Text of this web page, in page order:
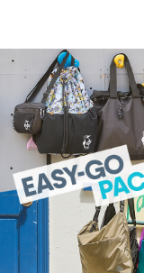
様なところも